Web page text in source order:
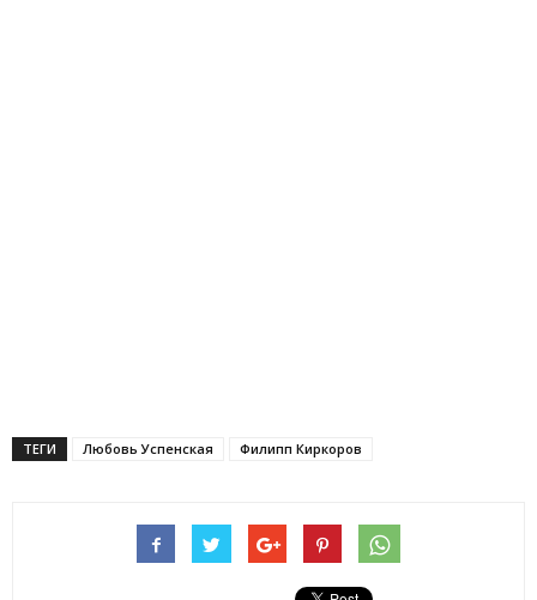
ТЕГИ Любовь Успенская Филипп Киркоров